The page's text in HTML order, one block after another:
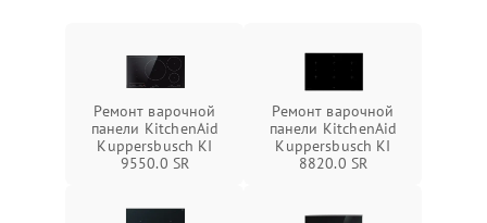
Ремонт варочной
панели KitchenAid
Kuppersbusch KI
9550.0 SR
Ремонт варочной
панели KitchenAid
Kuppersbusch KI
8820.0 SR